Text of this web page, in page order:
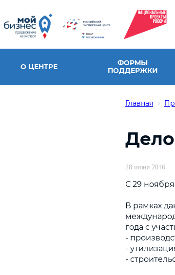
О ЦЕНТРЕ
ФОРМЫ
ПОДДЕРЖКИ
Главная
28 июня 2016
С 29
В рамках
года с
-
-
-